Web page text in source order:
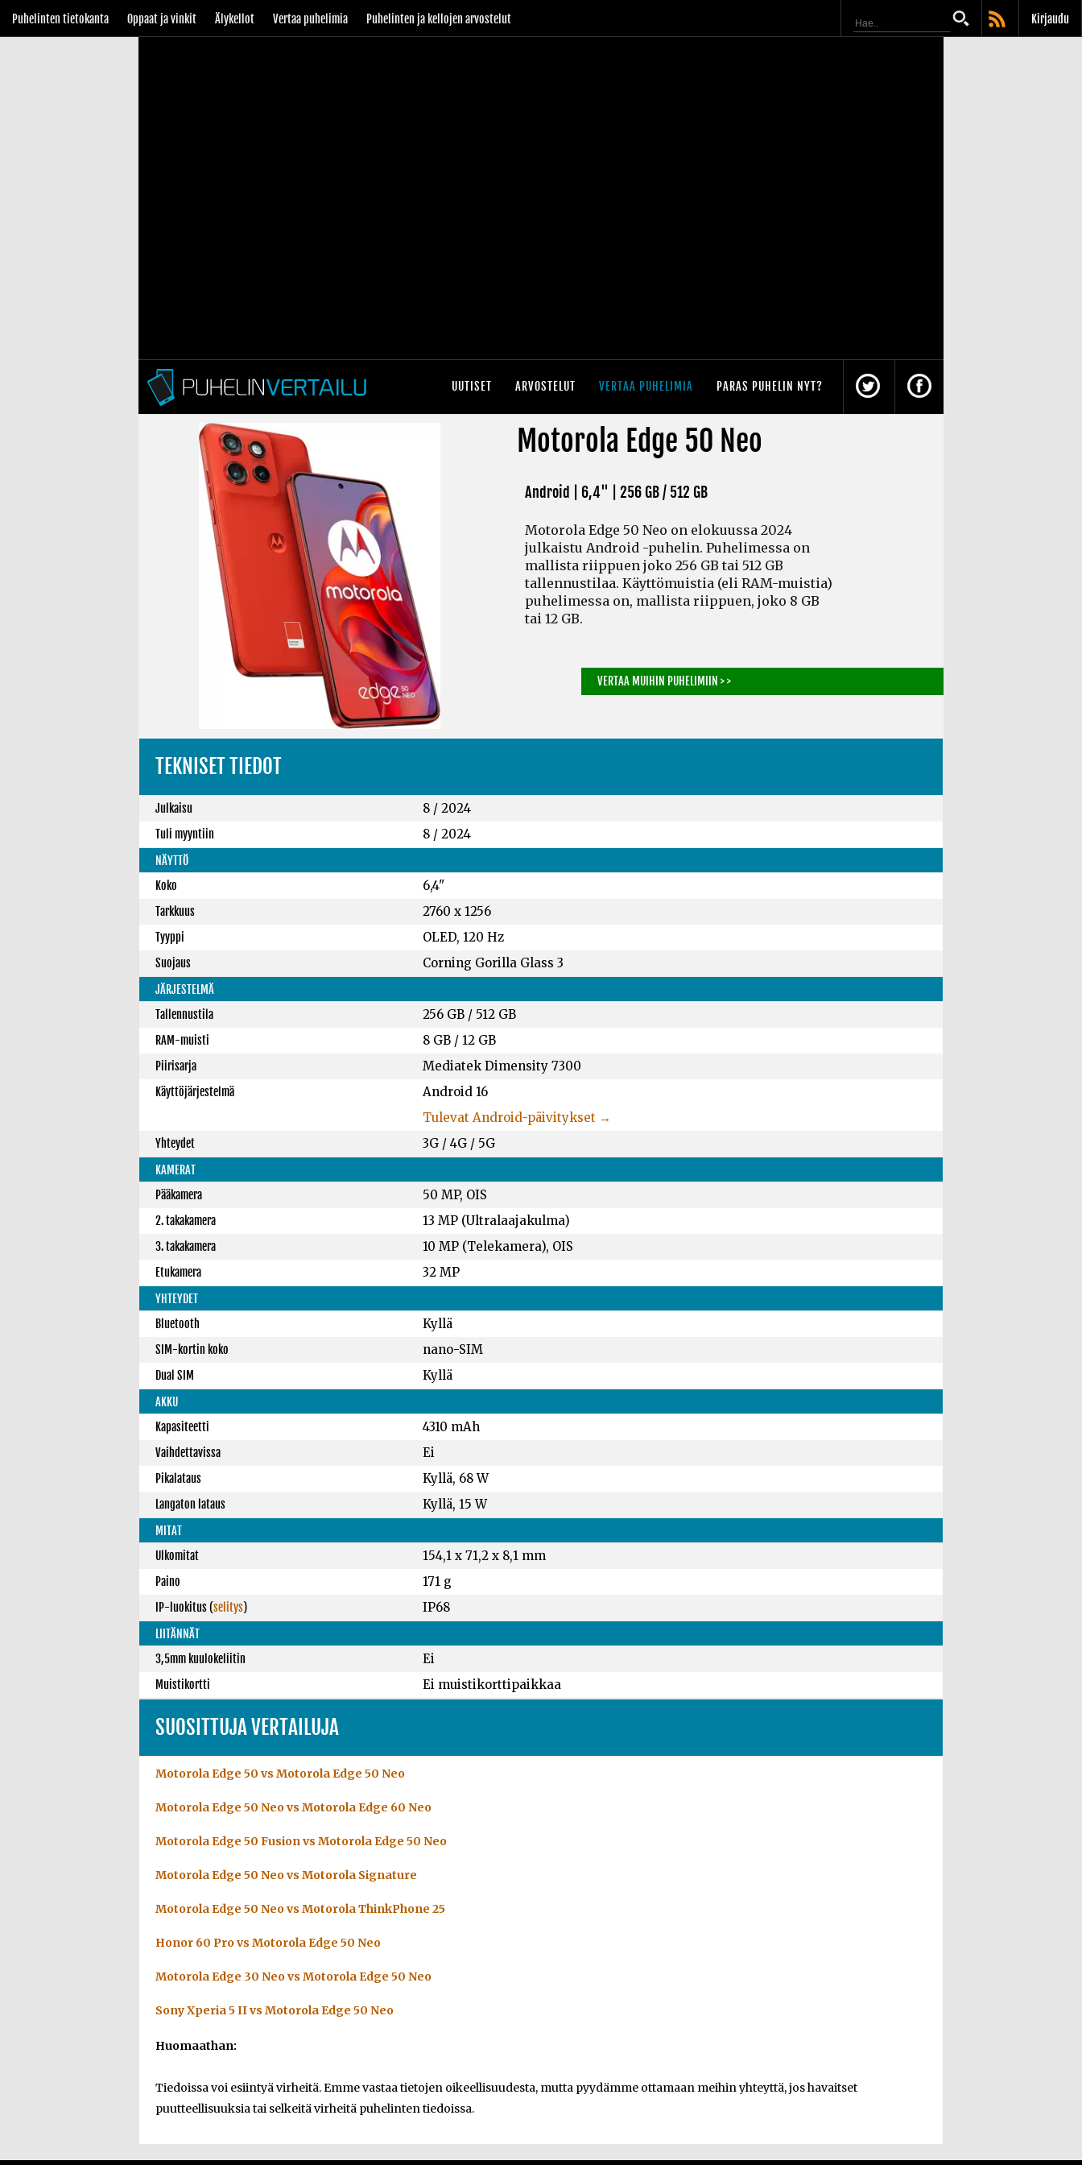
Puhelinten tietokanta Oppaat ja vinkit Älykellot Vertaa puhelimia Puhelinten ja kellojen arvostelut Kirjaudu
UUTISET ARVOSTELUT VERTAA PUHELIMIA PARAS PUHELIN NYT?
Motorola Edge 50 Neo
Android | 6,4" | 256 GB / 512 GB
Motorola Edge 50 Neo on elokuussa 2024
julkaistu Android -puhelin. Puhelimessa on
mallista riippuen joko 256 GB tai 512 GB
tallennustilaa. Käyttömuistia (eli RAM-muistia)
puhelimessa on, mallista riippuen, joko 8 GB
tai 12 GB.
VERTAA MUIHIN PUHELIMIIN > >
TEKNISET TIEDOT
Julkaisu 8 / 2024
Tuli myyntiin 8 / 2024
NÄYTTÖ
Koko
6,4"
Tarkkuus 2760 x 1256
Tyyppi OLED, 120 Hz
Suojaus Corning Gorilla Glass 3
JÄRJESTELMÄ
Tallennustila
256 GB / 512 GB
RAM-muisti 8 GB /12 GB
Piirisarja Mediatek Dimensity 7300
Käyttöjärjestelmä
Android 16
Tulevat Android-päivitykset →
Yhteydet 3G / 4G / 5G
KAMERAT
Pääkamera
50 MP, OIS
2. takakamera 13 MP (Ultralaajakulma)
3. takakamera 10 MP (Telekamera), OIS
Etukamera 32 MP
YHTEYDET
Bluetooth
Kyllä
SIM-kortin koko nano-SIM
Dual SIM Kyllä
AKKU
Kapasiteetti
4310 mAh
Vaihdettavissa Ei
Pikalataus Kyllä, 68 W
Langaton lataus Kyllä, 15 W
MITAT
Ulkomitat
154,1 x 71,2 x 8,1 mm
Paino 171 g
IP-luokitus(selitys) IP68
LIITÄNNÄT
3,5mm kuulokeliitin
Ei
Muistikortti Ei muistikorttipaikkaa
SUOSITTUJA VERTAILUJA
Motorola Edge 50 vs Motorola Edge 50 Neo
Motorola Edge 50 Neo vs Motorola Edge 60 Neo
Motorola Edge 50 Fusion vs Motorola Edge 50 Neo
Motorola Edge 50 Neo vs Motorola Signature
Motorola Edge 50 Neo vs Motorola ThinkPhone 25
Honor 60 Pro vs Motorola Edge 50 Neo
Motorola Edge 30 Neo vs Motorola Edge 50 Neo
Sony Xperia 5 II vs Motorola Edge 50 Neo
Huomaathan:
Tiedoissa voi esiintyä virheitä. Emme vastaa tietojen oikeellisuudesta, mutta pyydämme ottamaan meihin yhteyttä, jos havaitset
puutteellisuuksia tai selkeitä virheitä puhelinten tiedoissa.